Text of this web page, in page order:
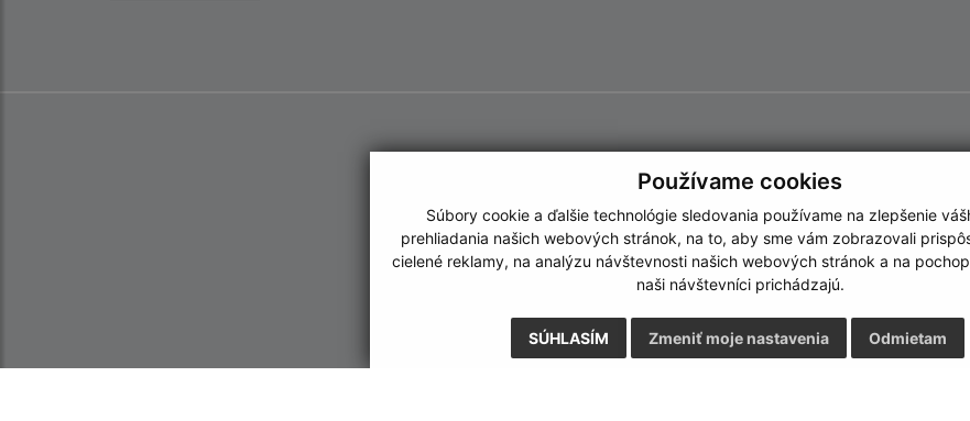
Používame cookies
Súbory cookie a ďalšie technológie sledovania používame na zlepšenie
prehliadania našich webových stránok, na to, aby sme vám zobrazovali
cielené reklamy, na analýzu návštevnosti našich webových stránok a na
naši návštevníci prichádzajú.
SÚHLASÍM Odmietam
Zmeniť moje nastavenia